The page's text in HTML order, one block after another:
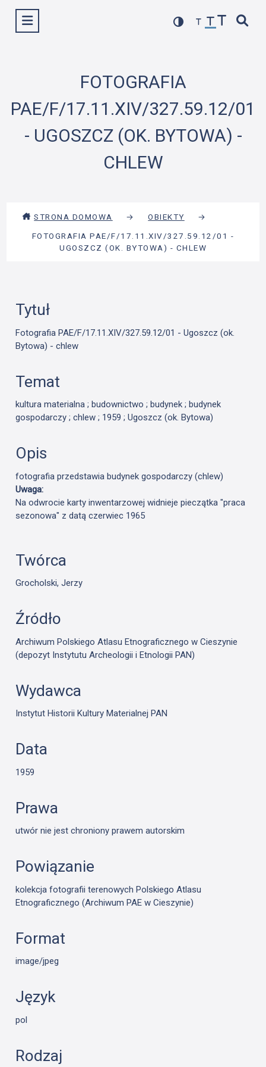
Wyświetl menu
FOTOGRAFIA
PAE/F/17.11.XIV/327.59.12/01
- UGOSZCZ (OK. BYTOWA) -
CHLEW
STRONA DOMOWA → OBIEKTY
→
FOTOGRAFIA PAE/F/17.11.XIV/327.59.12/01 -
UGOSZCZ (OK. BYTOWA) - CHLEW
Tytuł
Fotografia PAE/F/17.11.XIV/327.59.12/01 - Ugoszcz (ok.
Bytowa) - chlew
Temat
kultura materialna ; budownictwo ; budynek ; budynek
gospodarczy ; chlew ; 1959 ; Ugoszcz (ok. Bytowa)
Opis
fotografia przedstawia budynek gospodarczy (chlew)
Uwaga:
Na odwrocie karty inwentarzowej widnieje pieczątka "praca
sezonowa" z datą czerwiec 1965
Twórca
Grocholski, Jerzy
Źródło
Archiwum Polskiego Atlasu Etnograficznego w Cieszynie
(depozyt Instytutu Archeologii i Etnologii PAN)
Wydawca
Instytut Historii Kultury Materialnej PAN
Data
1959
Prawa
utwór nie jest chroniony prawem autorskim
Powiązanie
kolekcja fotografii terenowych Polskiego Atlasu
Etnograficznego (Archiwum PAE w Cieszynie)
Format
image/jpeg
Język
pol
Rodzaj